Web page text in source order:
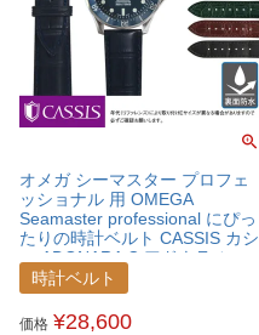
オメガ シーマスター プロフェ
ッショナル 用 OMEGA
Seamaster professional にぴっ
たりの時計ベルト CASSIS カシ
ス ADONARA C アドナラ シー
アリゲーター ワニ革 時計ベル
ト U1017A70OMGSEM
時計ベルト
価格 ¥28,600